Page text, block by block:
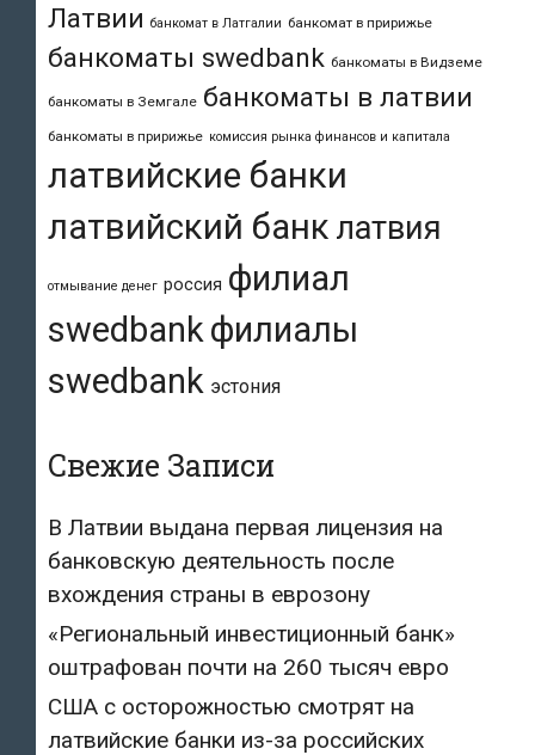
Латвии банкомат в Латгалии банкомат в пририжье
банкоматы swedbank банкоматы в Видземе
банкоматы в Земгале банкоматы в латвии
банкоматы в пририжье комиссия рынка финансов и капитала
латвийские банки
латвийский банк латвия
отмывание денег россия филиал
swedbankфилиалы
swedbank эстония
Свежие Записи
В Латвии выдана первая лицензия на
банковскую деятельность после
вхождения страны в еврозону
«Региональный инвестиционный банк»
оштрафован почти на 260 тысяч евро
США с осторожностью смотрят на
латвийские банки из-за российских